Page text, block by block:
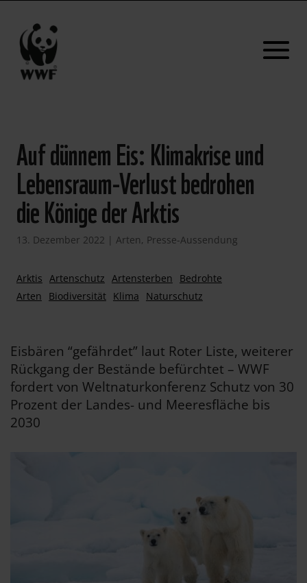
Auf dünnem Eis: Klimakrise und
Lebensraum-Verlust bedrohen
die Könige der Arktis
13. Dezember 2022 | Arten, Presse-Aussendung
Arktis Artenschutz Artensterben
Bedrohte
Arten
Biodiversität Klima Naturschutz
Eisbären “gefährdet” laut Roter Liste, weiterer
Rückgang der Bestände befürchtet – WWF
fordert von Weltnaturkonferenz Schutz von 30
Prozent der Landes- und Meeresfläche bis
2030